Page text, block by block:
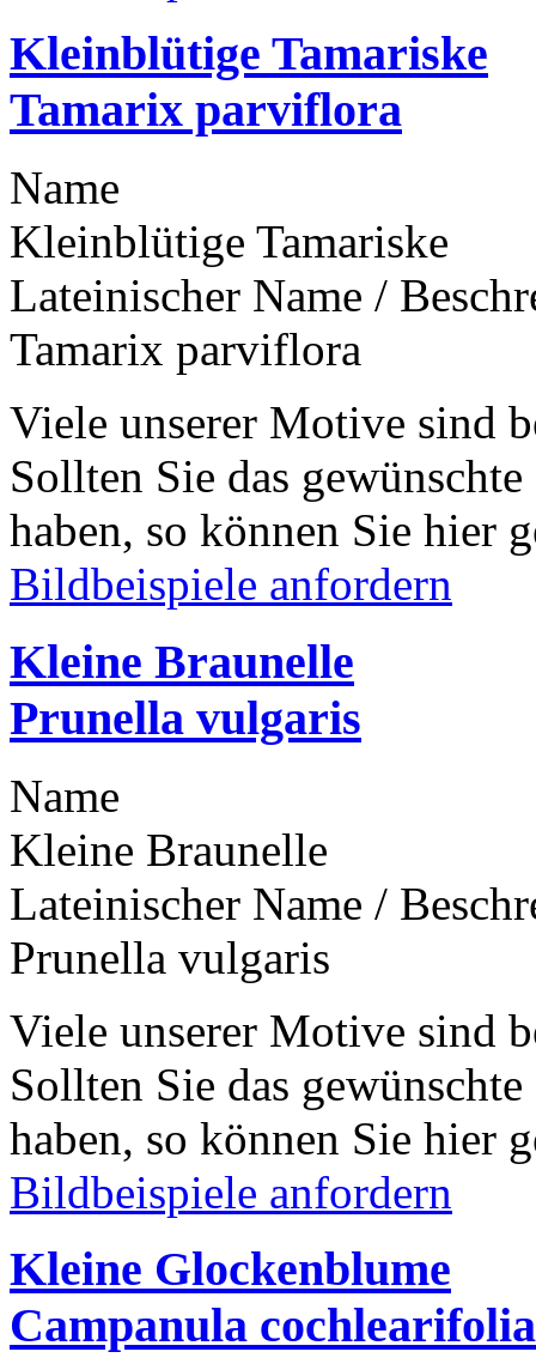
Kleinblütige Tamariske
Tamarix parviflora
Name
Kleinblütige Tamariske
Lateinischer Name /
Tamarix parviflora
Viele unserer Motive sind
Sollten Sie das
haben, so können Sie hier
Bildbeispiele anfordern
Kleine Braunelle
Prunella vulgaris
Name
Kleine Braunelle
Lateinischer Name /
Prunella vulgaris
Viele unserer Motive sind
Sollten Sie das
haben, so können Sie hier
Bildbeispiele anfordern
Kleine Glockenblume
Campanula cochlearifolia